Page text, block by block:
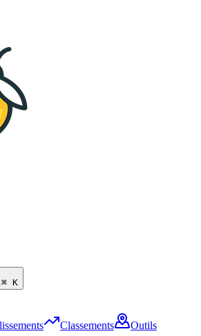
⌘ K
Classements
Outils